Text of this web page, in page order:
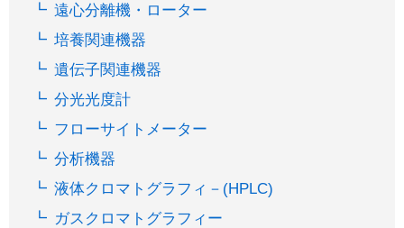
遠心分離機・ローター
培養関連機器
遺伝子関連機器
分光光度計
フローサイトメーター
分析機器
液体クロマトグラフィ－(HPLC)
ガスクロマトグラフィー